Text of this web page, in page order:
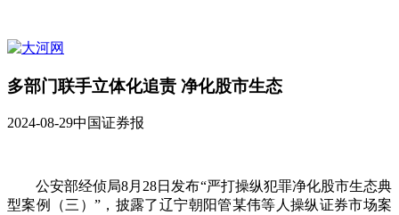
多部门联手立体化追责 净化股市生态
2024-08-29中国证券报
公安部经侦局8月28日发布“严打操纵犯罪净化股市生态典
型案例（三）”，披露了辽宁朝阳管某伟等人操纵证券市场案